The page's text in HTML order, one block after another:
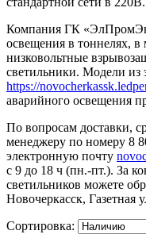
Компания ГК
освещения в тоннелях, в
низковольтные
светильники. Модели из
https://
аварийного освещения
По вопросам доставки,
менеджеру по номеру 8
электронную почту
с 9 до 18 ч (пн.-пт.). За
светильников можете
Новочеркасск, Газетная
Сортировка: